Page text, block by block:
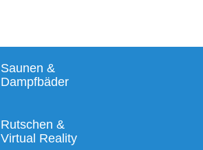
Saunen &
Dampfbäder
Rutschen &
Virtual Reality